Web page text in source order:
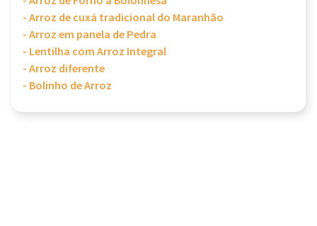
- Arroz de cuxá tradicional do Maranhão
- Arroz em panela de Pedra
- Lentilha com Arroz Integral
- Arroz diferente
- Bolinho de Arroz